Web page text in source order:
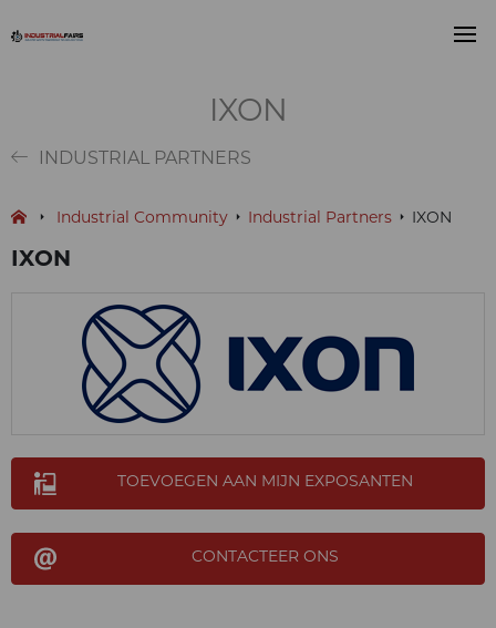
IXON
INDUSTRIAL PARTNERS
Industrial Community Industrial Partners IXON
IXON
TOEVOEGEN AAN MIJN EXPOSANTEN
CONTACTEER ONS